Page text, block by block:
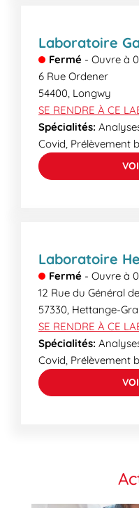
Laboratoire
Fermé - Ouvre à
6 Rue Ordener
54400, Longwy
SE RENDRE À CE
Spécialités:
Covid, Prélèvement
Laboratoire
Fermé - Ouvre à
12 Rue du Général
57330, Hettange-
SE RENDRE À CE
Spécialités:
Covid, Prélèvement